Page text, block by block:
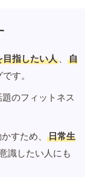
指したい人 、
自
す。
のフィットネス
すため、
日常生
識したい人にも